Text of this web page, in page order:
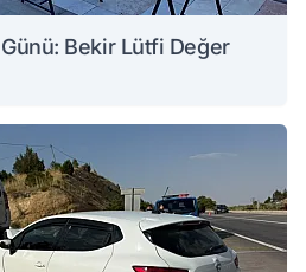
Bekir Lütfi Değer